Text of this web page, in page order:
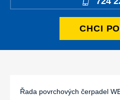
CHCI
Řada povrchových čerpadel